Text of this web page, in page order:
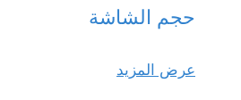
حجم الشاشة
عرض المزيد